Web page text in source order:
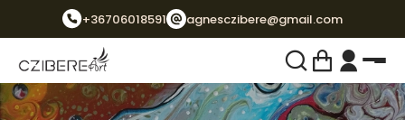
+36706018591 agnesczibere@gmail.com